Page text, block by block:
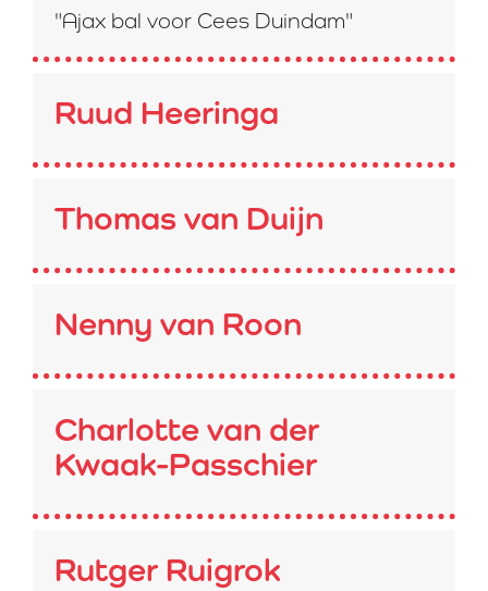
"Ajax bal voor Cees Duindam"
Ruud Heeringa
Thomas van Duijn
Nenny van Roon
Charlotte van der
Kwaak-Passchier
Rutger Ruigrok